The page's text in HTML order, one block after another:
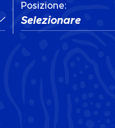
Posizione:
Selezionare